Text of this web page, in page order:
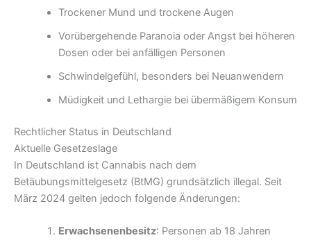
Trockener Mund und trockene Augen
Vorübergehende Paranoia oder Angst bei höheren
Dosen oder bei anfälligen Personen
Schwindelgefühl, besonders bei Neuanwendern
Müdigkeit und Lethargie bei übermäßigem Konsum
Rechtlicher Status in Deutschland
Aktuelle Gesetzeslage
In Deutschland ist Cannabis nach dem
Betäubungsmittelgesetz (BtMG) grundsätzlich illegal. Seit
März 2024 gelten jedoch folgende Änderungen:
Erwachsenenbesitz: Personen ab 18 Jahren